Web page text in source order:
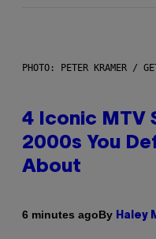
PHOTO: PETER KRAMER /
4 Iconic MTV
2000s You
About
6 minutes agoBy Haley